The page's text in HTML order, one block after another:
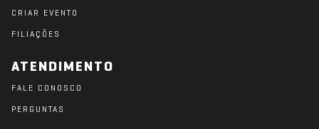
CRIAR EVENTO
FILIAÇÕES
ATENDIMENTO
FALE CONOSCO
PERGUNTAS